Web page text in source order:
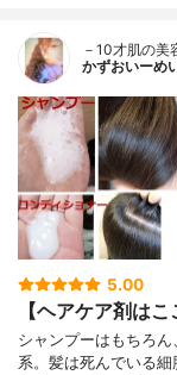
－10才肌の美
かずおいーめ
5.00
【ヘアケア剤は
シャンプーはもちろ
系。髪は死んでいる